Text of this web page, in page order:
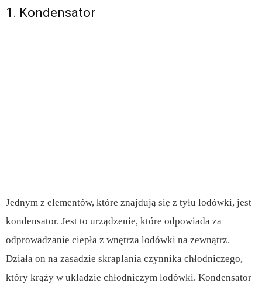
1. Kondensator
Jednym z elementów, które znajdują się z tyłu lodówki, jest
kondensator. Jest to urządzenie, które odpowiada za
odprowadzanie ciepła z wnętrza lodówki na zewnątrz.
Działa on na zasadzie skraplania czynnika chłodniczego,
który krąży w układzie chłodniczym lodówki. Kondensator